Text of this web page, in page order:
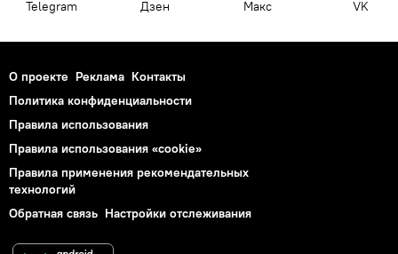
Telegram Дзен Макс VK
О проекте Реклама Контакты
Политика конфиденциальности
Правила использования
Правила использования «cookie»
Правила применения рекомендательных
технологий
Обратная связь Настройки отслеживания